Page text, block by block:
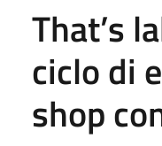
That’s
ciclo di
shop